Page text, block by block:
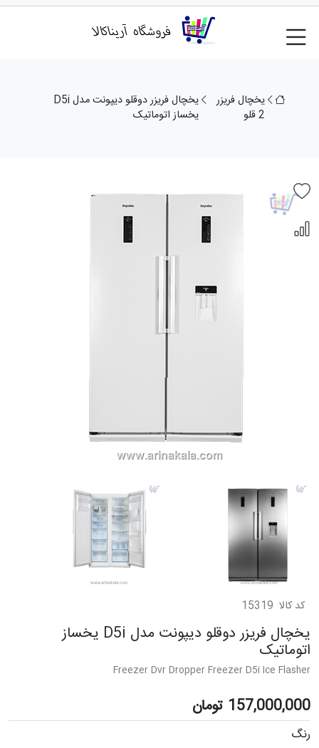
یخچال فریزر
2 قلو
یخچال فریزر دوقلو دیپونت مدل D5i
یخساز اتوماتیک
کد کالا 15319
یخچال فریزر دوقلو دیپونت مدل D5i یخساز
اتوماتیک
Freezer Dvr Dropper Freezer D5i Ice Flasher
157,000,000 تومان
رنگ